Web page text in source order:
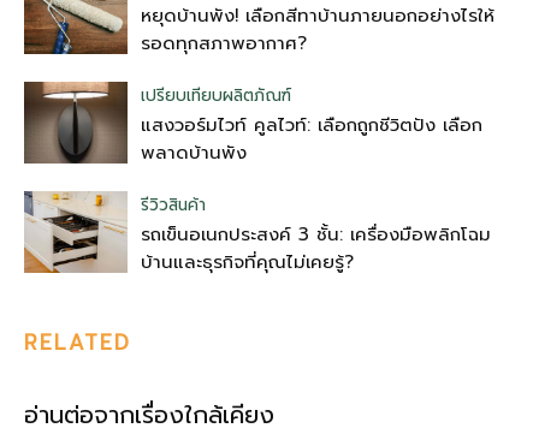
หยุดบ้านพัง! เลือกสีทาบ้านภายนอกอย่างไรให้
รอดทุกสภาพอากาศ?
เปรียบเทียบผลิตภัณฑ์
แสงวอร์มไวท์ คูลไวท์: เลือกถูกชีวิตปัง เลือก
พลาดบ้านพัง
รีวิวสินค้า
รถเข็นอเนกประสงค์ 3 ชั้น: เครื่องมือพลิกโฉม
บ้านและธุรกิจที่คุณไม่เคยรู้?
RELATED
อ่านต่อจากเรื่องใกล้เคียง